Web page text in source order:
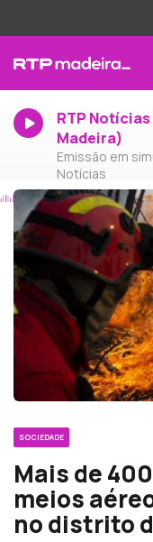
RTP Notícias
Madeira)
Emissão em
Notícias
SOCIEDADE
Mais de
meios
no distrito